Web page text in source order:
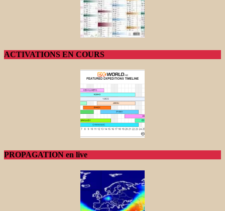
ACTIVATIONS EN COURS
PROPAGATION en live